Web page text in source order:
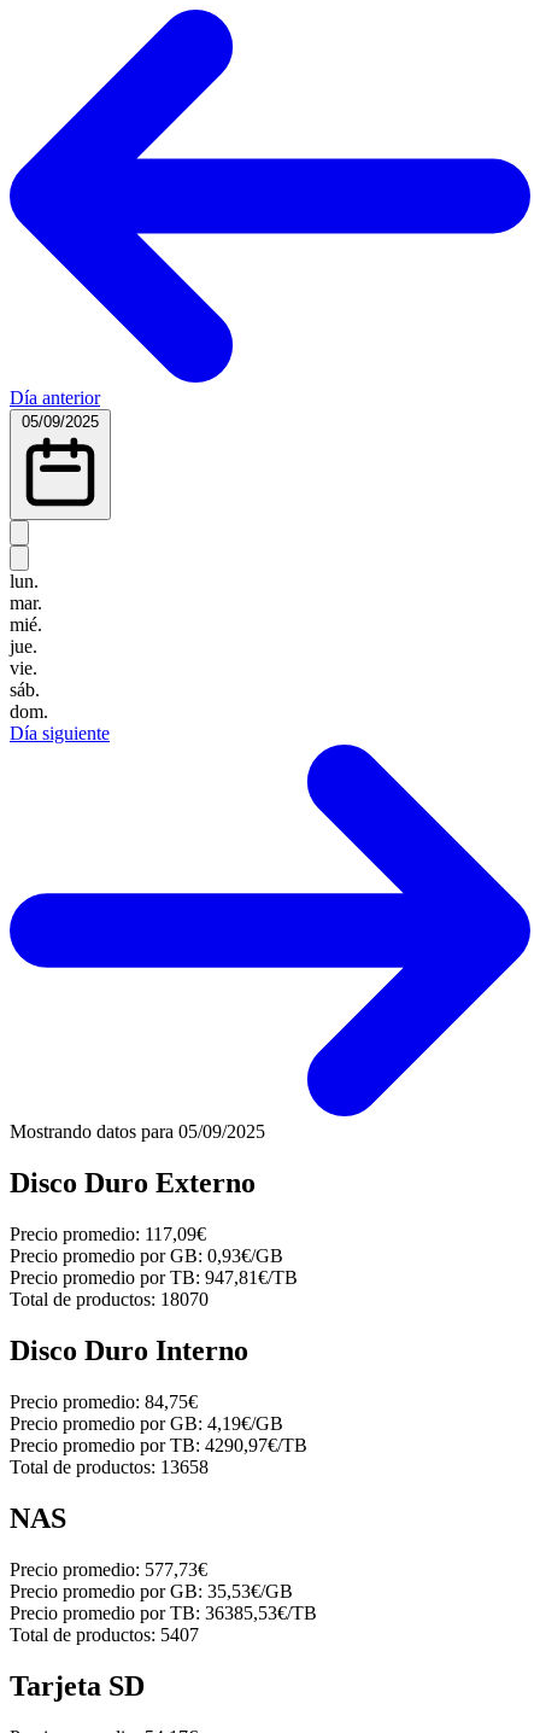
Día anterior
05/09/2025
lun.
mar.
mié.
jue.
vie.
sáb.
dom.
Día siguiente
Mostrando datos para 05/09/2025
Disco Duro Externo
Precio promedio: 117,09€
Precio promedio por GB: 0,93€/GB
Precio promedio por TB: 947,81€/TB
Total de productos: 18070
Disco Duro Interno
Precio promedio: 84,75€
Precio promedio por GB: 4,19€/GB
Precio promedio por TB: 4290,97€/TB
Total de productos: 13658
NAS
Precio promedio: 577,73€
Precio promedio por GB: 35,53€/GB
Precio promedio por TB: 36385,53€/TB
Total de productos: 5407
Tarjeta SD